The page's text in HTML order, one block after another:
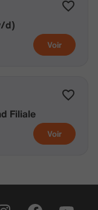
Voir
d)
Voir
Filiale